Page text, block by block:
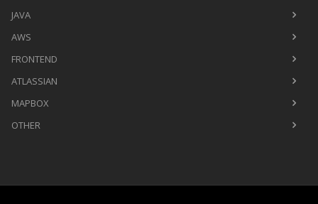
JAVA
AWS
FRONTEND
ATLASSIAN
MAPBOX
OTHER